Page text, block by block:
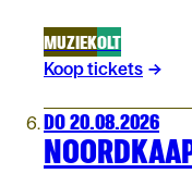
MUZIEKOLT
Koop tickets
DO 20.08.2026